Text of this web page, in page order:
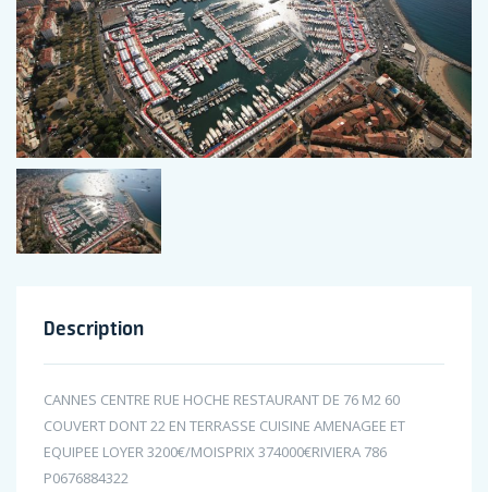
Description
CANNES CENTRE RUE HOCHE RESTAURANT DE 76 M2 60
COUVERT DONT 22 EN TERRASSE CUISINE AMENAGEE ET
EQUIPEE LOYER 3200€/MOISPRIX 374000€RIVIERA 786
P0676884322